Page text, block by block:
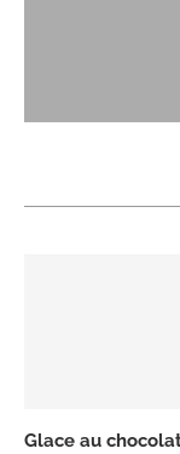
Glace au